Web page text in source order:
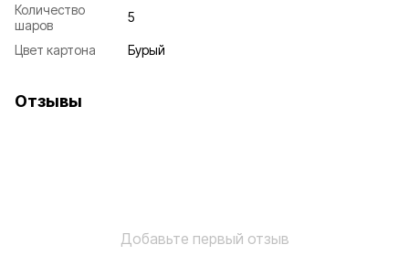
Количество
шаров
5
Цвет картона Бурый
Отзывы
Добавьте первый отзыв